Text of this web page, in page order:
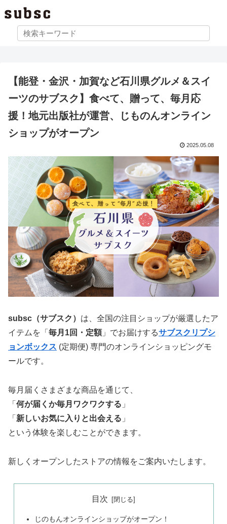
【能登・金沢・加賀など石川県グルメ＆スイ
ーツのサブスク】食べて、贈って、毎月応
援！地元出版社が運営、じものんオンライン
ショップがオープン
2025.05.08
subsc（サブスク） は、全国の注目ショップが厳選したア
イテムを「 毎月1回・定額」でお届けするサブスクリプシ
ョンボックス (定期便) 専門のオンラインショッピングモ
ールです。
毎月届くさまざまな商品を通じて、
「 何が届くか毎月ワクワクする 」
「 新しいお気に入りと出会える 」
という体験を楽しむことができます。
新しくオープンしたストアの情報をご案内いたします。
目次
じのもんオンラインショップがオープン！